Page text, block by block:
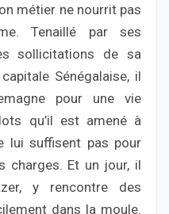
métier ne nourrit pas
Tenaillé par ses
sollicitations de sa
Sénégalaise, il
pour une vie
qu’il est amené à
lui suffisent pas pour
charges. Et un jour, il
y rencontre des
dans la moule.